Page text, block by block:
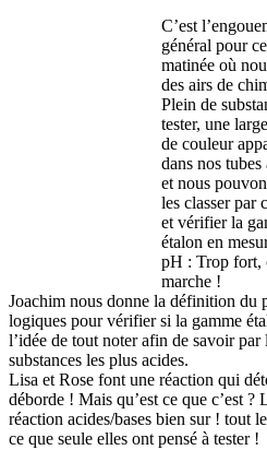
C’est
général pour
matinée où
des airs de
Plein de
tester, une
de couleur
dans nos tubes
et nous
les classer par
et vérifier la
étalon en
pH : Trop fort,
marche !
Joachim nous donne la définition du
logiques pour vérifier si la gamme
l’idée de tout noter afin de savoir par
substances les plus acides.
Lisa et Rose font une réaction qui
déborde ! Mais qu’est ce que c’est ?
réaction acides/bases bien sur ! tout
ce que seule elles ont pensé à tester !